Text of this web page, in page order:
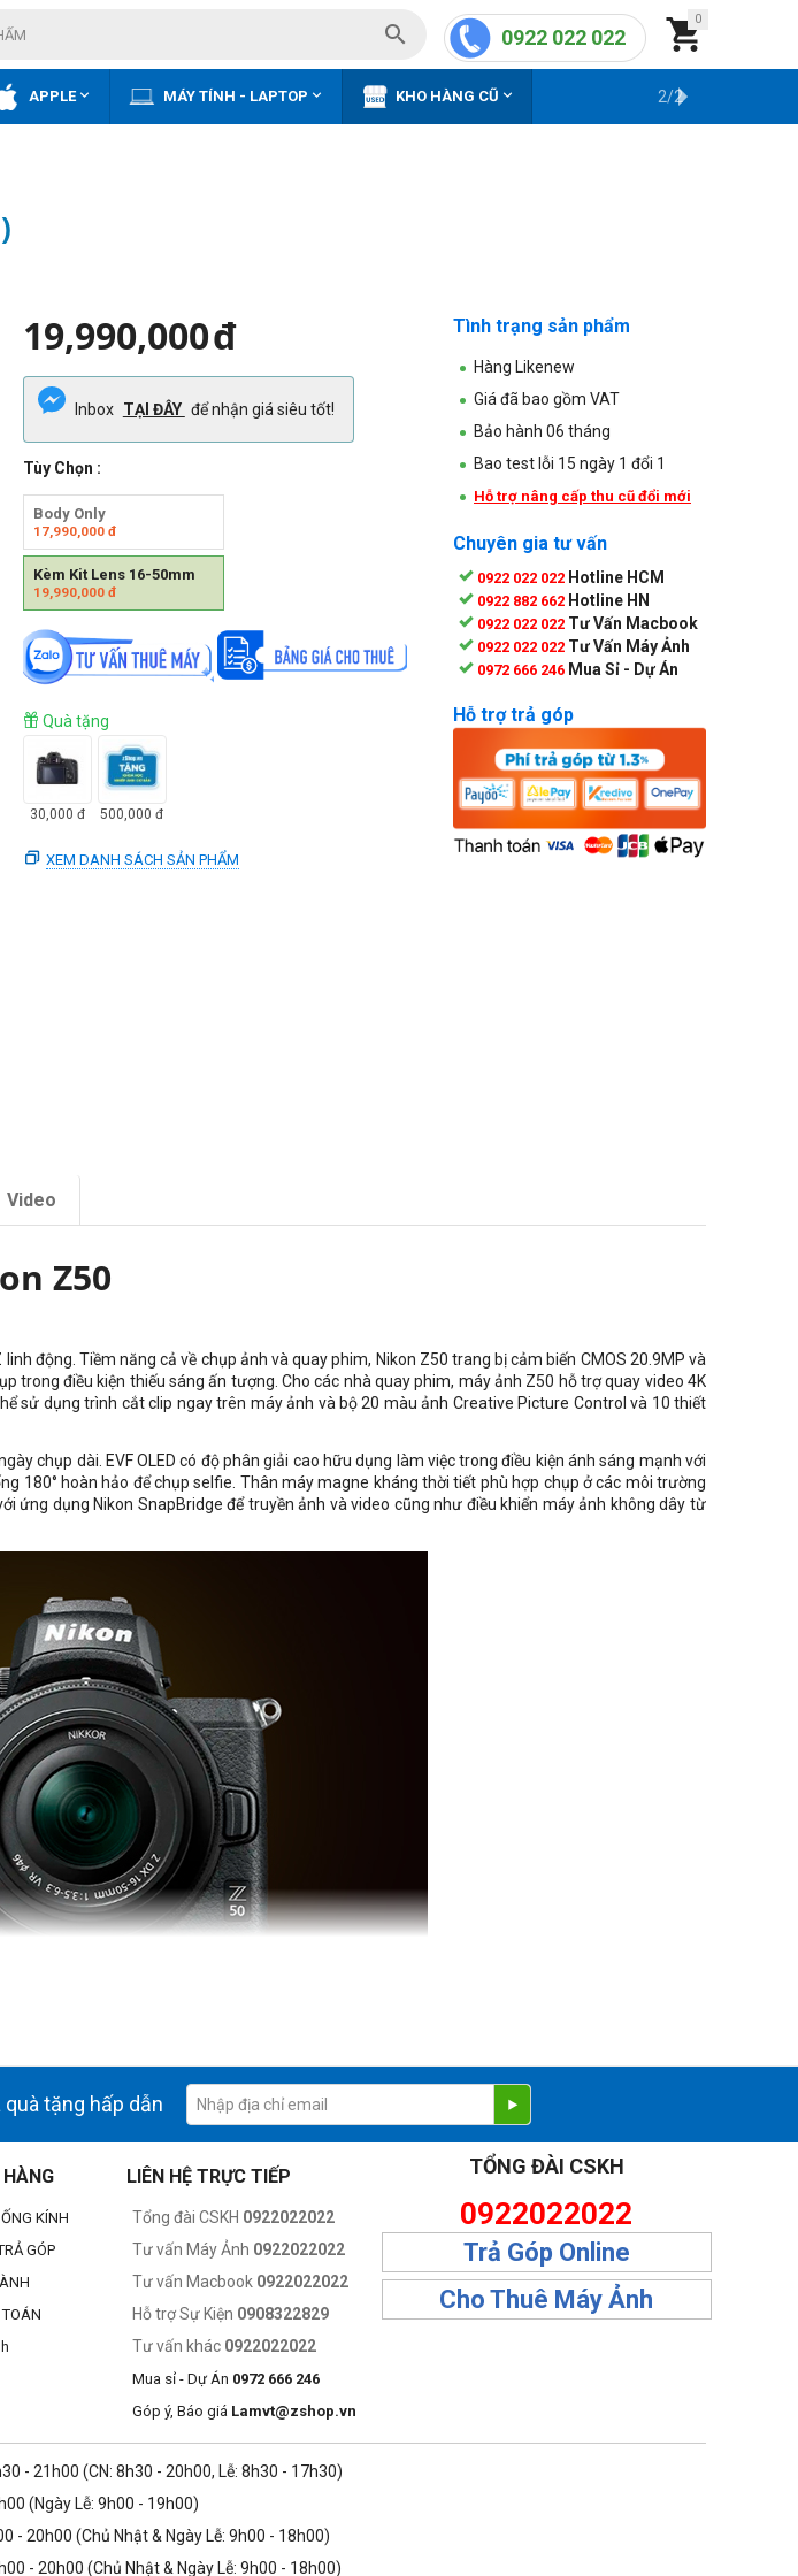
0

0922 022 022

APPLE MÁY TÍNH - LAPTOP  KHO HÀNG CŨ  2/2
19,990,000đ
Inbox TẠI ĐÂY để nhận giá siêu tốt!
Tùy Chọn :
Body Only
17,990,000đ
Kèm Kit Lens 16-50mm
19,990,000đ
Quà tặng
30,000 đ 500,000 đ
XEM DANH SÁCH SẢN PHẨM
Tình trạng sản phẩm
Hàng Likenew
Giá đã bao gồm VAT
Bảo hành 06 tháng
Bao test lỗi 15 ngày 1 đổi 1
Hỗ trợ nâng cấp thu cũ đổi mới
Chuyên gia tư vấn
0922 022 022 Hotline HCM
0922 882 662 Hotline HN
0922 022 022 Tư Vấn Macbook
0922 022 022 Tư Vấn Máy Ảnh
0972 666 246 Mua Sỉ - Dự Án
Hỗ trợ trả góp
Video
Z50
động. Tiềm năng cả về chụp ảnh và quay phim, Nikon Z50 trang bị cảm biến CMOS 20.9MP và
trong điều kiện thiếu sáng ấn tượng. Cho các nhà quay phim, máy ảnh Z50 hỗ trợ quay video 4K
sử dụng trình cắt clip ngay trên máy ảnh và bộ 20 màu ảnh Creative Picture Control và 10 thiết
chụp dài. EVF OLED có độ phân giải cao hữu dụng làm việc trong điều kiện ánh sáng mạnh với
180° hoàn hảo để chụp selfie. Thân máy magne kháng thời tiết phù hợp chụp ở các môi trường
ứng dụng Nikon SnapBridge để truyền ảnh và video cũng như điều khiển máy ảnh không dây từ
tính linh động cao và có thể dễ dàng chụp ảnh ở mọi lúc, mọi nơi.
tặng hấp dẫn
KÍNH
GÓP
LIÊN HỆ TRỰC TIẾP
Tổng đài CSKH 0922022022
Tư vấn Máy Ảnh 0922022022
Tư vấn Macbook 0922022022
Hỗ trợ Sự Kiện 0908322829
Tư vấn khác 0922022022
Mua sỉ - Dự Án 0972 666 246
Góp ý, Báo giá Lamvt@zshop.vn
TỔNG ĐÀI CSKH
0922022022
Trả Góp Online
Cho Thuê Máy Ảnh
- 21h00 (CN: 8h30 - 20h00, Lễ: 8h30 - 17h30)
(Ngày Lễ: 9h00 - 19h00)
- 20h00 (Chủ Nhật & Ngày Lễ: 9h00 - 18h00)
- 20h00 (Chủ Nhật & Ngày Lễ: 9h00 - 18h00)